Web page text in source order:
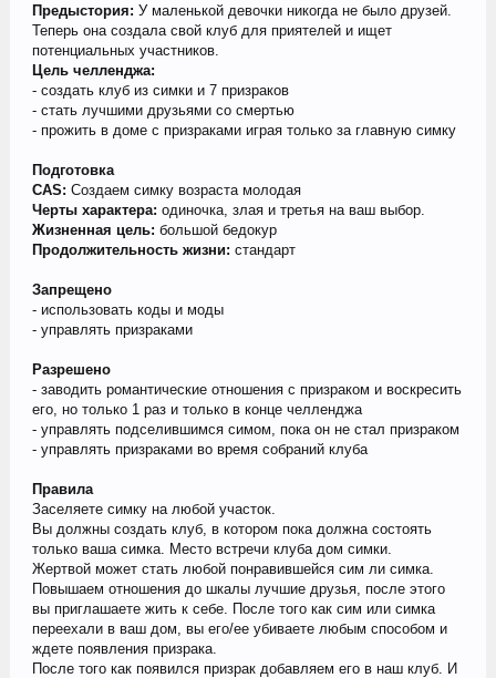
Предыстория: У маленькой девочки никогда не было друзей.
Теперь она создала свой клуб для приятелей и ищет
потенциальных участников.
Цель челленджа:
- создать клуб из симки и 7 призраков
- стать лучшими друзьями со смертью
- прожить в доме с призраками играя только за главную симку
Подготовка
CAS: Создаем симку возраста молодая
Черты характера: одиночка, злая и третья на ваш выбор.
Жизненная цель: большой бедокур
Продолжительность жизни: стандарт
Запрещено
- использовать коды и моды
- управлять призраками
Разрешено
- заводить романтические отношения с призраком и воскресить
его, но только 1 раз и только в конце челленджа
- управлять подселившимся симом, пока он не стал призраком
- управлять призраками во время собраний клуба
Правила
Заселяете симку на любой участок.
Вы должны создать клуб, в котором пока должна состоять
только ваша симка. Место встречи клуба дом симки.
Жертвой может стать любой понравившейся сим ли симка.
Повышаем отношения до шкалы лучшие друзья, после этого
вы приглашаете жить к себе. После того как сим или симка
переехали в ваш дом, вы его/ее убиваете любым способом и
ждете появления призрака.
После того как появился призрак добавляем его в наш клуб. И